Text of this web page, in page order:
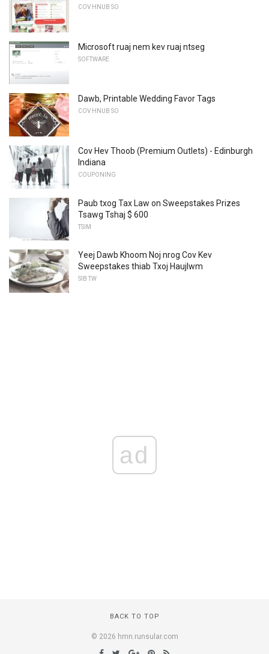
COV HNUB SO
Microsoft ruaj nem kev ruaj ntseg
SOFTWARE
Dawb, Printable Wedding Favor Tags
COV HNUB SO
Cov Hev Thoob (Premium Outlets) - Edinburgh
Indiana
COUPONING
Paub txog Tax Law on Sweepstakes Prizes
Tsawg Tshaj $ 600
TSIM
Yeej Dawb Khoom Noj nrog Cov Kev
Sweepstakes thiab Txoj Haujlwm
SIB TW
ad
BACK TO TOP
© 2026 hmn.runsular.com